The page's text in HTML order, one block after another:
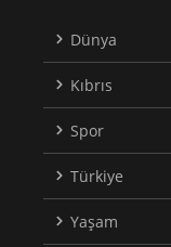
Dünya
Kıbrıs
Spor
Türkiye
Yaşam